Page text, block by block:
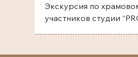
Экскурсия по
участников студии